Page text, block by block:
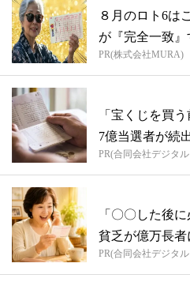
８月のロト6は
が『完全一致
PR(株式会社MURA)
「宝くじを買
7億当選者が続
PR(合同会社デジタ
「〇〇した後
貧乏が億万長者
PR(合同会社デジタ